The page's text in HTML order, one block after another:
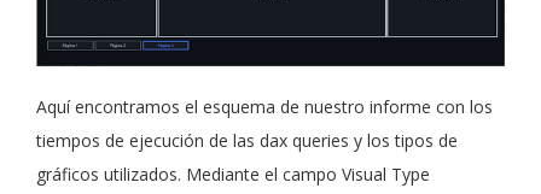
Aquí encontramos el esquema de nuestro informe con los
tiempos de ejecución de las dax queries y los tipos de
gráficos utilizados. Mediante el campo Visual Type